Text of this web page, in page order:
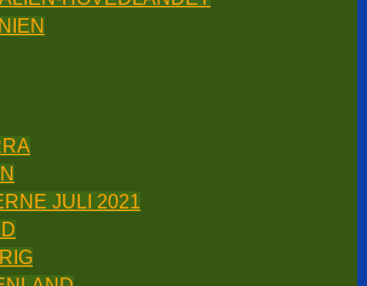
JULI 2021